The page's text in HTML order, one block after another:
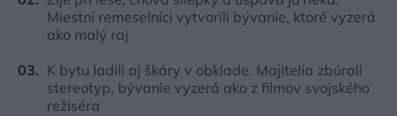
Miestni remeselníci vytvorili bývanie, ktoré vyzerá
ako malý raj
K bytu ladili aj škáry v obklade. Majitelia zbúrali
stereotyp, bývanie vyzerá ako z filmov svojského
režiséra